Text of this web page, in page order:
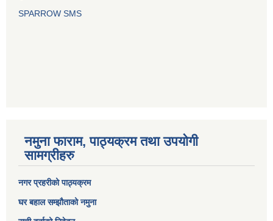
SPARROW SMS
नमुना फाराम, पाठ्यक्रम तथा उपयोगी
सामग्रीहरु
नगर प्रहरीको पाठ्यक्रम
घर बहाल सम्झौताको नमुना